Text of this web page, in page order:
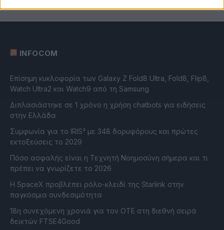
INFOCOM
Επίσημη κυκλοφορία των Galaxy Z Fold8 Ultra, Fold8, Flip8,
Watch Ultra2 και Watch9 από τη Samsung
Διπλασιάστηκε σε 1 χρόνο η χρήση chatbots για ειδήσεις
στην Ελλάδα
Συμφωνία για το IRIS² με 348 δορυφόρους και πρώτες
εκτοξεύσεις το 2029
Πόσο ασφαλής είναι η Τεχνητή Νοημοσύνη σήμερα και τι
πρέπει να γνωρίζετε το 2026
Η SpaceX προβλέπει ρόλο-κλειδί της Starlink στην
παγκόσμια συνδεσιμότητα
18η συνεχόμενη χρονιά για τον ΟΤΕ στη διεθνή σειρά
δεικτών FTSE4Good